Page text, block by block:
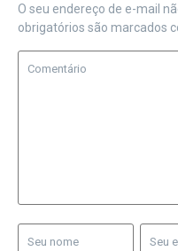
O seu endereço de e-mail
obrigatórios são marcados